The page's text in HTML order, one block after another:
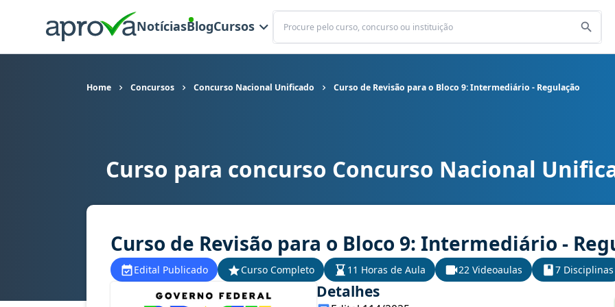
NotíciasBlogCursos
Buscar
Home Concursos Concurso Nacional Unificado Curso de Revisão para o Bloco 9: Intermediário - Regulação
Curso para concurso CNU - Concurso Nacional Unificado cargo Curso de Revisão para o Bloco 9: Intermediário -
Curso para concurso Concurso Nacional
Curso de Revisão para o Bloco 9: Intermediário -
Edital Publicado Curso Completo 11 Horas de Aula 22 Videoaulas 7 Disciplinas
Detalhes